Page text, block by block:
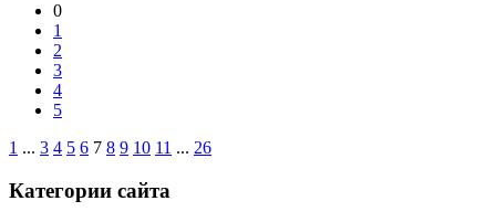
0
1
2
3
4
5
1 ... 3 4 5 6 7 8 9 10 11 ... 26
Категории сайта